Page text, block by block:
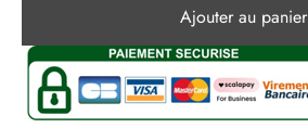
Ajouter au panier